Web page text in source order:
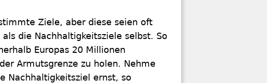
Ziele, aber diese seien oft
die Nachhaltigkeitsziele selbst. So
Europas 20 Millionen
Armutsgrenze zu holen. Nehme
Nachhaltigkeitsziel ernst, so